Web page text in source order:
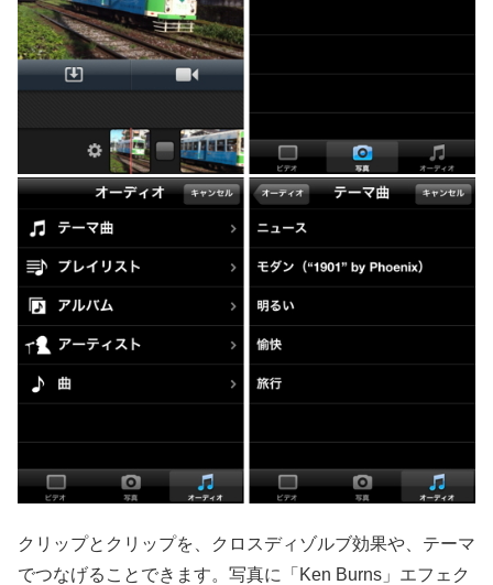
クリップとクリップを、クロスディゾルブ効果や、テーマ
でつなげることできます。写真に「Ken Burns」エフェク